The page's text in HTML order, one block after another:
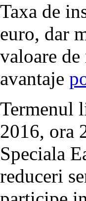
Taxa de
euro, dar
valoare
avantaje
Termenul
2016, ora
Speciala
reduceri